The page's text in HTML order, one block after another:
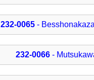
232-0065-
232-0066-